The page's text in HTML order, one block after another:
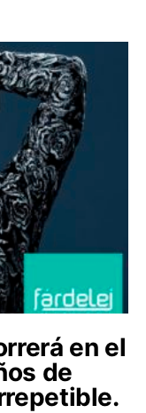
en el
de